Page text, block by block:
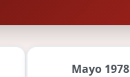
Mayo 1978